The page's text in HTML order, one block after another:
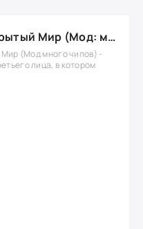
Toilet Fight Открытый Мир (Мод: много чипов, денег, все открыто, бессмертие, урон, 50+ читов)
(Мод много чипов) -
лица, в котором